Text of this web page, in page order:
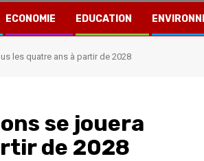
ECONOMIE EDUCATION
les quatre ans à partir de 2028
se jouera
de 2028